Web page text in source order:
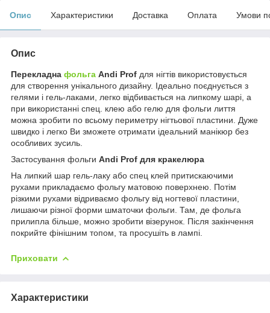
Опис Характеристики Доставка Оплата Умови
Опис
Перекладна фольга Andi Prof для нігтів використовується
для створення унікального дизайну. Ідеально поєднується з
гелями і гель-лаками, легко відбивається на липкому шарі, а
при використанні спец. клею або гелю для фольги лиття
можна зробити по всьому периметру нігтьової пластини. Дуже
швидко і легко Ви зможете отримати ідеальний манікюр без
особливих зусиль.
Застосування фольги Andi Prof для кракелюра
На липкий шар гель-лаку або спец клей притискаючими
рухами прикладаємо фольгу матовою поверхнею. Потім
різкими рухами відриваємо фольгу від ногтевої пластини,
лишаючи різної форми шматочки фольги. Там, де фольга
прилипла більше, можно зробити візерунок. Після закінчення
покрийте фінішним топом, та просушіть в лампі.
Приховати
Характеристики